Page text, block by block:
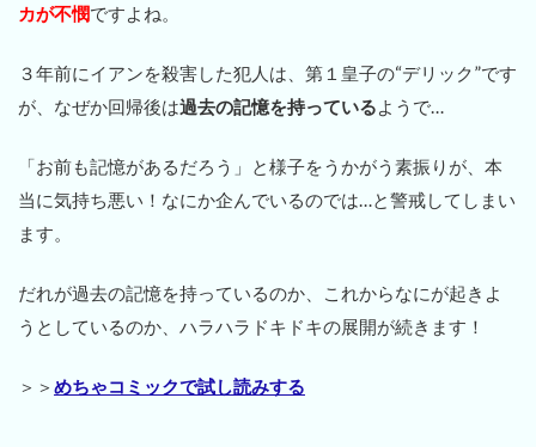
カが不憫ですよね。
３年前にイアンを殺害した犯人は、第１皇子の“デリック”です
が、なぜか回帰後は過去の記憶を持っている ようで…
「お前も記憶があるだろう」と様子をうかがう素振りが、本
当に気持ち悪い！なにか企んでいるのでは…と警戒してしまい
ます。
だれが過去の記憶を持っているのか、これからなにが起きよ
うとしているのか、ハラハラドキドキの展開が続きます！
＞＞ めちゃコミックで試し読みする